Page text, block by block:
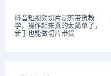
抖音短视频切片混剪带货教
学，操作起来真的太简单了，
新手也能做切片带货